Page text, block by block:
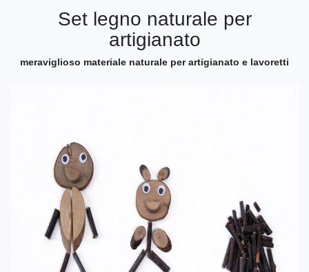
Set legno naturale per
artigianato
meraviglioso materiale naturale per artigianato e lavoretti